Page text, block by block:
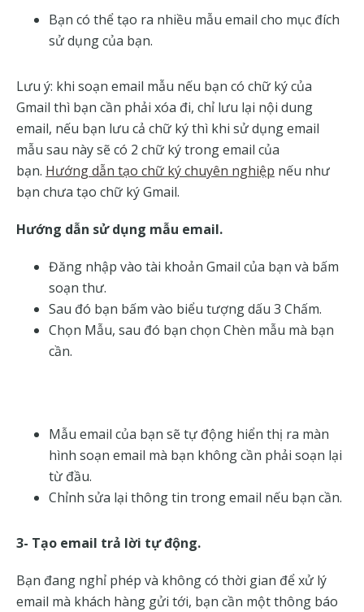
Bạn có thể tạo ra nhiều mẫu email cho mục đích
sử dụng của bạn.
Lưu ý: khi soạn email mẫu nếu bạn có chữ ký của
Gmail thì bạn cần phải xóa đi, chỉ lưu lại nội dung
email, nếu bạn lưu cả chữ ký thì khi sử dụng email
mẫu sau này sẽ có 2 chữ ký trong email của
bạn. Hướng dẫn tạo chữ ký chuyên nghiệp nếu như
bạn chưa tạo chữ ký Gmail.
Hướng dẫn sử dụng mẫu email.
Đăng nhập vào tài khoản Gmail của bạn và bấm
soạn thư.
Sau đó bạn bấm vào biểu tượng dấu 3 Chấm.
Chọn Mẫu, sau đó bạn chọn Chèn mẫu mà bạn
cần.
Mẫu email của bạn sẽ tự động hiển thị ra màn
hình soạn email mà bạn không cần phải soạn lại
từ đầu.
Chỉnh sửa lại thông tin trong email nếu bạn cần.
3- Tạo email trả lời tự động.
Bạn đang nghỉ phép và không có thời gian để xử lý
email mà khách hàng gửi tới, bạn cần một thông báo